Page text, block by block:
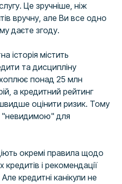
Це зручніше, ніж
вручну, але Ви все одно
даєте згоду.
історія містить
та дисципліну
понад 25 млн
а кредитний рейтинг
оцінити ризик. Тому
"невидимою" для
окремі правила щодо
і рекомендації
кредитні канікули не